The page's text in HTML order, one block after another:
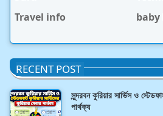
Travel info
baby
RECENT POST
সুন্দরবন কুরিয়ার সার্ভিস ও
পার্থক্য